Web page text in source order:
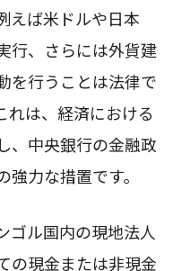
えば米ドルや日本
行、さらには外貨建
を行うことは法律で
れは、経済における
、中央銀行の金融政
力な措置です。
ゴル国内の現地法人
の現金または非現金